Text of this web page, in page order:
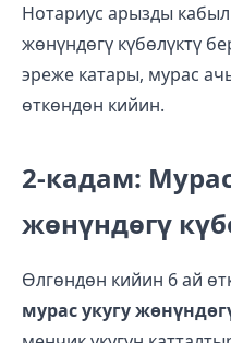
Нотариус арызды
жөнүндөгү күбөлүктү
эреже катары, мурас
өткөндөн кийин.
2-кадам:
жөнүндөгү
Өлгөндөн кийин 6 ай
мурас укугу